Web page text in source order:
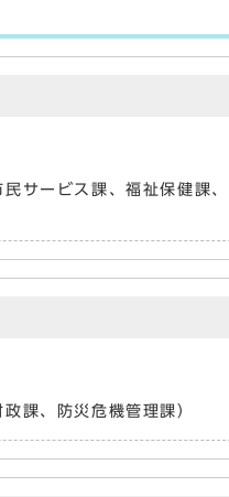
サービス課、福祉保健課
課、防災危機管理課）